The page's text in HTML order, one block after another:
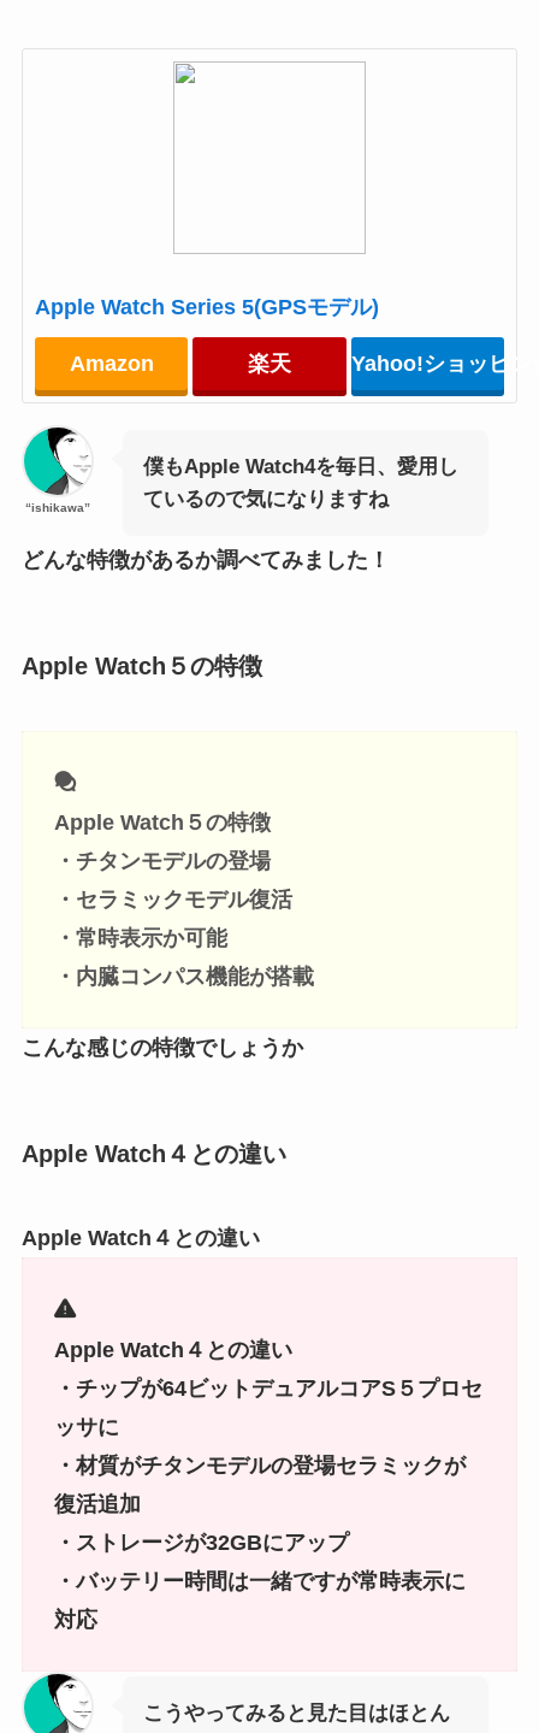
Apple Watch Series 5(GPSモデル)
Amazon 楽天 Yahoo!ショッピン
“ishikawa”
僕もApple Watch4を毎日、愛用し
ているので気になりますね
どんな特徴があるか調べてみました！
Apple Watch５の特徴
Apple Watch５の特徴
・チタンモデルの登場
・セラミックモデル復活
・常時表示か可能
・内臓コンパス機能が搭載
こんな感じの特徴でしょうか
Apple Watch４との違い
Apple Watch４との違い
Apple Watch４との違い
・チップが64ビットデュアルコアS５プロセ
ッサに
・材質がチタンモデルの登場セラミックが
復活追加
・ストレージが32GBにアップ
・バッテリー時間は一緒ですが常時表示に
対応
こうやってみると見た目はほとん